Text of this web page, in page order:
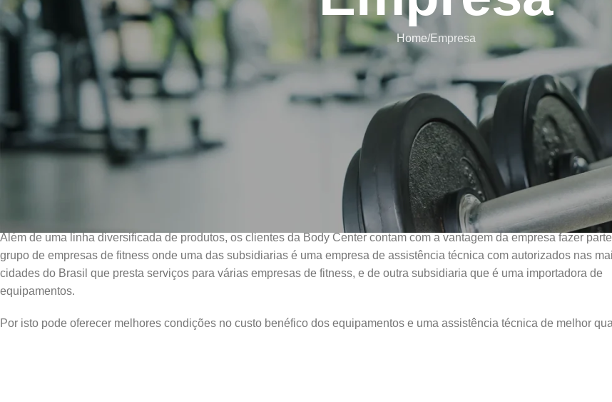
Home Empresa
Empresa
Com uma grande experiência neste segmento, a Body Center marca sua presença neste mercado oferecendo, em
diversos fornecedores, uma enorme variedade de produtos para atender seu público consumidor de uma forma rápida,
simples e segura. A filosofia empresarial voltada para qualidade como um todo, garante a criação de relacionamentos
e duradouros.
A Body Center acredita que primar pelos interesses do cliente, comprometendo-se em flexibilizar para superar
um fator determinante que endossa a visão de relacionamento e fidelização permanente. Sendo assim, temos como
melhoria contínua na prestação de serviços e produtos, resguardando o perfil de vanguarda para competitividade no
Além de uma linha diversificada de produtos, os clientes da Body Center contam com a vantagem da empresa fazer
grupo de empresas de fitness onde uma das subsidiarias é uma empresa de assistência técnica com autorizados nas
cidades do Brasil que presta serviços para várias empresas de fitness, e de outra subsidiaria que é uma importadora de
equipamentos.
Por isto pode oferecer melhores condições no custo benéfico dos equipamentos e uma assistência técnica de melhor